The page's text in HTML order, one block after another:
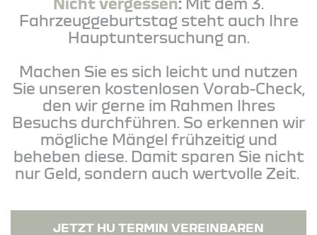
Fahrzeuggeburtstag steht auch Ihre
Hauptuntersuchung an.
Machen Sie es sich leicht und nutzen
Sie unseren kostenlosen Vorab-Check,
den wir gerne im Rahmen Ihres
Besuchs durchführen. So erkennen wir
mögliche Mängel frühzeitig und
beheben diese. Damit sparen Sie nicht
nur Geld, sondern auch wertvolle Zeit.
JETZT HU TERMIN VEREINBAREN